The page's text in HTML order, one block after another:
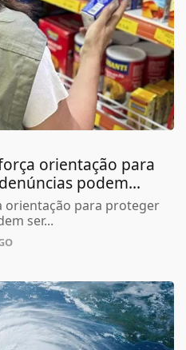
orientação para
podem...
orientação para proteger
ser...